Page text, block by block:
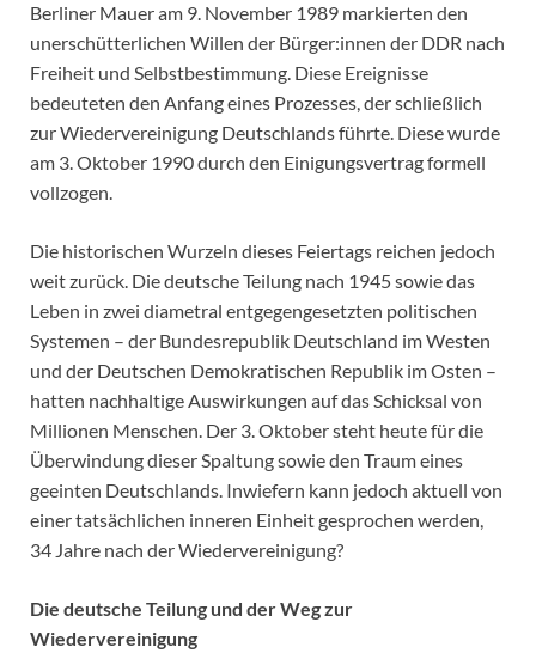
Berliner Mauer am 9. November 1989 markierten den
unerschütterlichen Willen der Bürger:innen der DDR nach
Freiheit und Selbstbestimmung. Diese Ereignisse
bedeuteten den Anfang eines Prozesses, der schließlich
zur Wiedervereinigung Deutschlands führte. Diese wurde
am 3. Oktober 1990 durch den Einigungsvertrag formell
vollzogen.
Die historischen Wurzeln dieses Feiertags reichen jedoch
weit zurück. Die deutsche Teilung nach 1945 sowie das
Leben in zwei diametral entgegengesetzten politischen
Systemen – der Bundesrepublik Deutschland im Westen
und der Deutschen Demokratischen Republik im Osten –
hatten nachhaltige Auswirkungen auf das Schicksal von
Millionen Menschen. Der 3. Oktober steht heute für die
Überwindung dieser Spaltung sowie den Traum eines
geeinten Deutschlands. Inwiefern kann jedoch aktuell von
einer tatsächlichen inneren Einheit gesprochen werden,
34 Jahre nach der Wiedervereinigung?
Die deutsche Teilung und der Weg zur
Wiedervereinigung